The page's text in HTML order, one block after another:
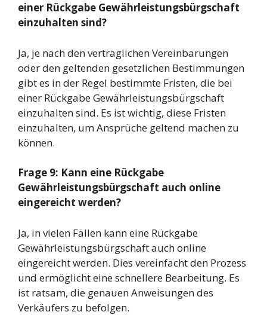
einer Rückgabe Gewährleistungsbürgschaft
einzuhalten sind?
Ja, je nach den vertraglichen Vereinbarungen
oder den geltenden gesetzlichen Bestimmungen
gibt es in der Regel bestimmte Fristen, die bei
einer Rückgabe Gewährleistungsbürgschaft
einzuhalten sind. Es ist wichtig, diese Fristen
einzuhalten, um Ansprüche geltend machen zu
können.
Frage 9: Kann eine Rückgabe
Gewährleistungsbürgschaft auch online
eingereicht werden?
Ja, in vielen Fällen kann eine Rückgabe
Gewährleistungsbürgschaft auch online
eingereicht werden. Dies vereinfacht den Prozess
und ermöglicht eine schnellere Bearbeitung. Es
ist ratsam, die genauen Anweisungen des
Verkäufers zu befolgen.